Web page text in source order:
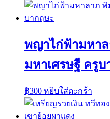
พญาไก่ฟ้ามหาล
มหาเศรษฐี ครูบ
฿300 หยิบใส่ตะกร้า